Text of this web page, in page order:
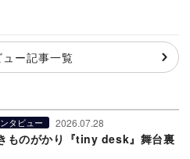
ー記事一覧
タビュー 2026.07.28
ものがかり『tiny desk』舞台裏